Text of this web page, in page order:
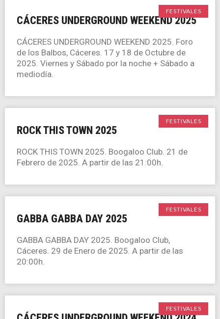
FESTIVALES
CÁCERES UNDERGROUND WEEKEND 2025
CÁCERES UNDERGROUND WEEKEND 2025. Foro
de los Balbos, Cáceres. 17 y 18 de Octubre de
2025. Viernes y Sábado por la noche + Sábado a
mediodía.
FESTIVALES
ROCK THIS TOWN 2025
ROCK THIS TOWN 2025. Boogaloo Club. 21 de
Febrero de 2025. A partir de las 21:00h.
FESTIVALES
GABBA GABBA DAY 2025
GABBA GABBA DAY 2025. Boogaloo Club,
Cáceres. 29 de Enero de 2025. A partir de las
20:00h.
FESTIVALES